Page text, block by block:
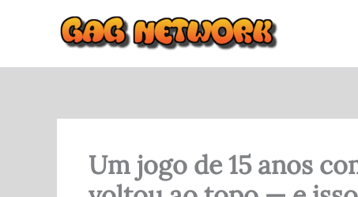
conteúdo
Um jogo de 15 anos